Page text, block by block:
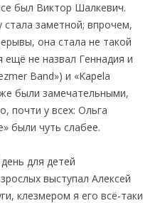
был Виктор Шалкевич.
стала заметной; впрочем,
она стала не такой
ещё не назвал Геннадия и
Band») и «Kapela
были замечательными,
почти у всех: Ольга
были чуть слабее.
для детей
выступал Алексей
клезмером я его всё-таки